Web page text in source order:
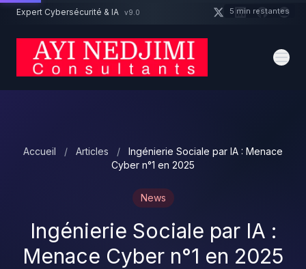
Aller au contenu principal
Expert Cybersécurité & IA v9.0
Accueil / Articles /
Ingénierie Sociale par IA : Menace
Cyber n°1 en 2025
News
Ingénierie Sociale par IA :
Menace Cyber n°1 en 2025
Un projet cybersécurité ? 5 min restantes